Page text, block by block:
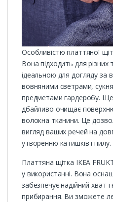
Особливістю платтяної
Вона підходить для різних
ідеальною для догляду за
вовняними светрами,
предметами гардеробу.
дбайливо очищає
волокна тканини. Це
вигляд ваших речей на
утворенню катишків і пилу.
Платтяна щітка ІКЕА
у використанні. Вона
забезпечує надійний хват
прибирання. Ви зможете